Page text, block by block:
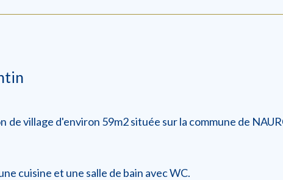
village d'environ 59m2 située sur la commune de
cuisine et une salle de bain avec WC.